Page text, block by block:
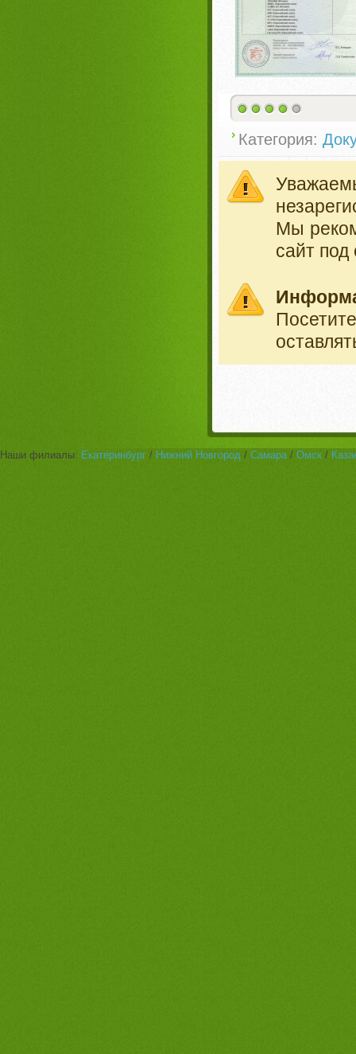
Категория:
Мы
сайт
Наши филиалы: Екатеринбург / Нижний Новгород / Самара / Омск /